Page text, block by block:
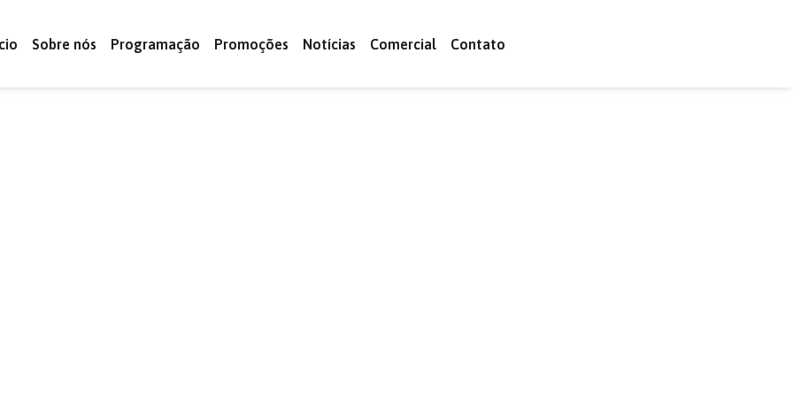
Sobre nós Programação Promoções Notícias Comercial Contato